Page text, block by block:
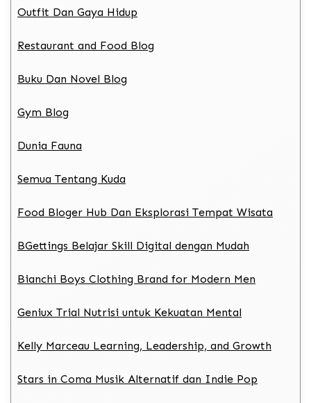
Outfit Dan Gaya Hidup
Restaurant and Food Blog
Buku Dan Novel Blog
Gym Blog
Dunia Fauna
Semua Tentang Kuda
Food Bloger Hub Dan Eksplorasi Tempat Wisata
BGettings Belajar Skill Digital dengan Mudah
Bianchi Boys Clothing Brand for Modern Men
Geniux Trial Nutrisi untuk Kekuatan Mental
Kelly Marceau Learning, Leadership, and Growth
Stars in Coma Musik Alternatif dan Indie Pop